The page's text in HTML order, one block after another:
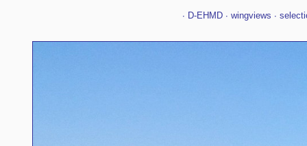
∙ D-EHMD∙ wingviews ∙